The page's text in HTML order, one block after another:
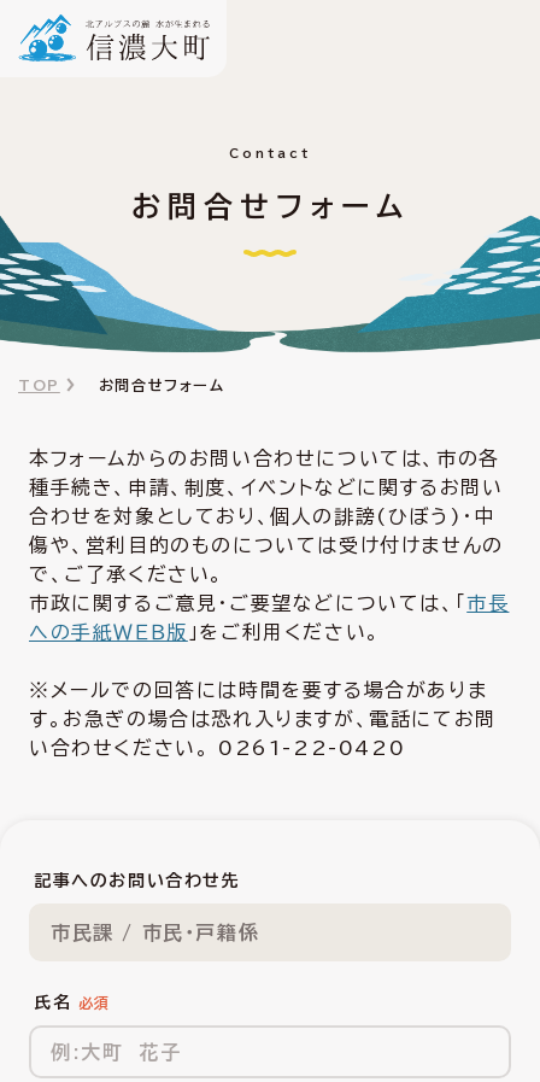
Contact
お問合せフォーム
TOP お問合せフォーム
本フォームからのお問い合わせについては、市の各
種手続き、申請、制度、イベントなどに関するお問い
合わせを対象としており、個人の誹謗(ひぼう)・中
傷や、営利目的のものについては受け付けませんの
で、ご了承ください。
市政に関するご意見・ご要望などについては、「市長
への手紙ＷＥＢ版 」をご利用ください。
※メールでの回答には時間を要する場合がありま
す。お急ぎの場合は恐れ入りますが、電話にてお問
い合わせください。 0261-22-0420
記事へのお問い合わせ先
市民課 / 市民・戸籍係
氏名